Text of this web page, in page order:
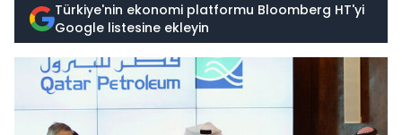
Türkiye'nin ekonomi platformu Bloomberg HT'yi
Google listesine ekleyin